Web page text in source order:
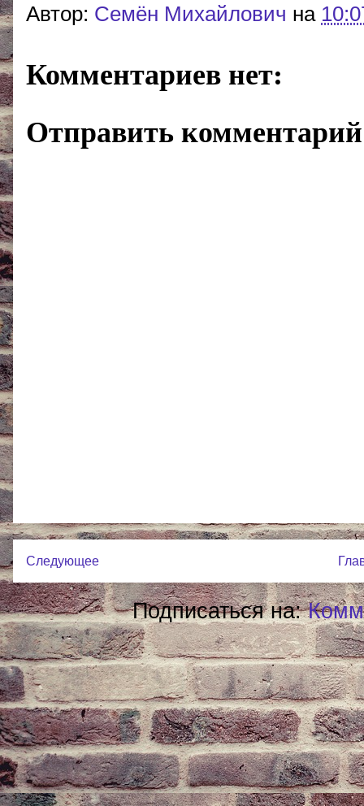
Автор: Cемён Михайлович на
Комментариев нет:
Отправить комментарий
Следующее
Подписаться на: